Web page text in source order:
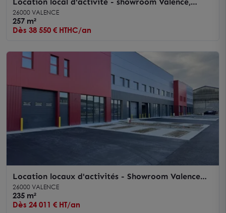
visibilité sur avenue
26000 VALENCE
257 m²
Dès 38 550 € HTHC/an
Location locaux d'activités - Showroom Valence
Sud - Nombreuses places de parking
26000 VALENCE
235 m²
Dès 24 011 € HT/an